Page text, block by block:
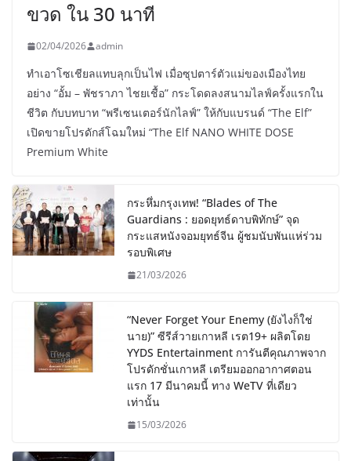
ขวด ใน 30 นาที
02/04/2026 admin
ทำเอาโซเชียลแทบลุกเป็นไฟ เมื่อซุปตาร์ตัวแม่ของเมืองไทย
อย่าง “อั้ม – พัชราภา ไชยเชื้อ” กระโดดลงสนามไลฟ์ครั้งแรกใน
ชีวิต กับบทบาท “พรีเซนเตอร์นักไลฟ์” ให้กับแบรนด์ “The Elf”
เปิดขายโปรดักส์โฉมใหม่ “The Elf NANO WHITE DOSE
Premium White
กระหึ่มกรุงเทพ! “Blades of The
Guardians : ยอดยุทธ์ดาบพิทักษ์” จุด
กระแสหนังจอมยุทธ์จีน ผู้ชมนับพันแห่ร่วม
รอบพิเศษ
21/03/2026
“Never Forget Your Enemy (ยังไงก็ใช่
นาย)” ซีรีส์วายเกาหลี เรต19+ ผลิตโดย
YYDS Entertainment การันตีคุณภาพจาก
โปรดักชั่นเกาหลี เตรียมออกอากาศตอน
แรก 17 มีนาคมนี้ ทาง WeTV ที่เดียว
เท่านั้น
15/03/2026